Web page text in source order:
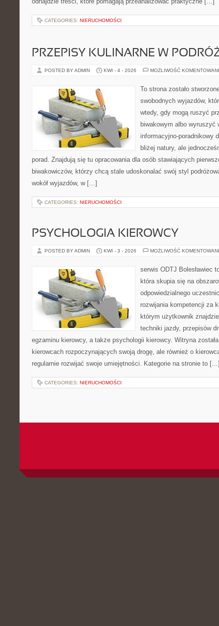
CATEGORIES: NIERUCHOMOŚCI
PRZEPISY KULINARNE W
POSTED BY ADMIN KWI - 4 - 2026 MOŻLIWOŚĆ
To strona zostało
swobodnych wyjazdów,
wtedy, gdy mogą ruszyć
biwakowym albo wyruszyć
informacyjno-poradnikowy
bliżej natury, ale
porad. Znajdują się tu opracowania dla osób stawiających
biwakowiczów, którzy chcą stale udoskonalać swój styl
wokół wyjazdów, w […]
CATEGORIES: NIERUCHOMOŚCI
PSYCHOLOGIA KIEROWCY
POSTED BY ADMIN KWI - 3 - 2026 MOŻLIWOŚĆ
serwis ODTJ Bolesławiec
która skupia się na
odpowiedzialnego
rozwijania kompetencji za
którym użytkownik
techniki jazdy, przepisów
egzaminu kierowcy, a także psychologii kierowcy. Witryna
kierowcach rozpoczynających swoją drogę, ale również o
regularnie rozwijać swoje umiejętności. Kategorie na stronie to
CATEGORIES: NIERUCHOMOŚCI